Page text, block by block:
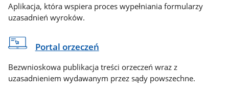
Aplikacja, która wspiera proces wypełniania formularzy
uzasadnień wyroków.
Portal orzeczeń
Bezwnioskowa publikacja treści orzeczeń wraz z
uzasadnieniem wydawanym przez sądy powszechne.